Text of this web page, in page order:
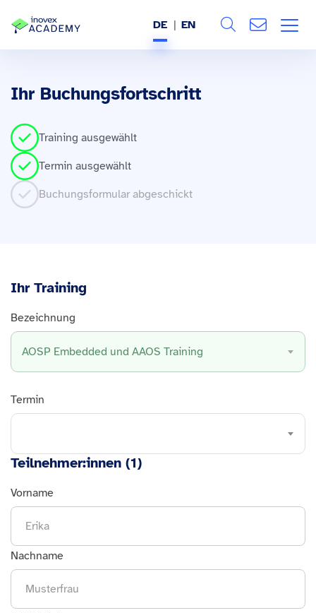
BRANCHEN
REFERENZEN
DE EN
Alle
Ihr Buchungsfortschritt
Training ausgewählt
Termin ausgewählt
Buchungsformular abgeschickt
Ihr Training
Bezeichnung
AOSP Embedded und AAOS Training
Termin
Teilnehmer:innen (1)
Vorname
Nachname